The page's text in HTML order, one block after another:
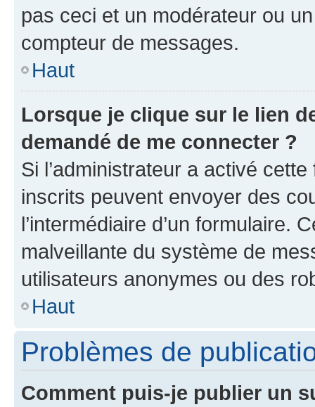
pas ceci et un modérateur ou
compteur de messages.
Haut
Lorsque je clique sur le lien
demandé de me connecter ?
Si l’administrateur a activé
inscrits peuvent envoyer des
l’intermédiaire d’un formulaire.
malveillante du système de
utilisateurs anonymes ou des
Haut
Problèmes de
Comment puis-je publier un